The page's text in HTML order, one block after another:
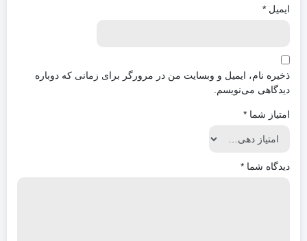
ایمیل *
ذخیره نام، ایمیل و وبسایت من در مرورگر برای زمانی که دوباره
دیدگاهی می‌نویسم.
امتیاز شما *
دیدگاه شما *